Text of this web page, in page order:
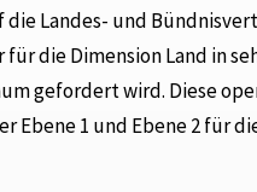
Landes- und
die Dimension Land in
gefordert wird. Diese
1 und Ebene 2 für